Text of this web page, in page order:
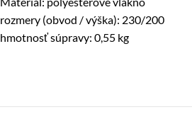
rozmery (obvod / výška): 230/200
hmotnosť súpravy: 0,55 kg